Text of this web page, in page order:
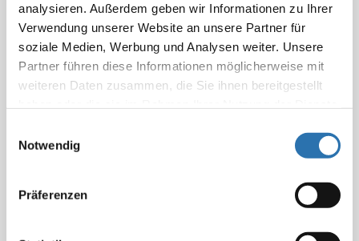
analysieren. Außerdem geben wir Informationen zu Ihrer
Verwendung unserer Website an unsere Partner für
soziale Medien, Werbung und Analysen weiter. Unsere
Partner führen diese Informationen möglicherweise mit
weiteren Daten zusammen, die Sie ihnen bereitgestellt
Cookies, wenn Sie unsere Webseite weiterhin
Notwendig
Präferenzen
Die Bundesärztekammer appelliert an die
internationale Gemeinschaft – insbesondere an die
Vereinten Nationen, die Europäische Union und
regionale Vermittlungsakteure –, auf einen
Medikamenten, Verbandsmaterialien, Lebensmitteln